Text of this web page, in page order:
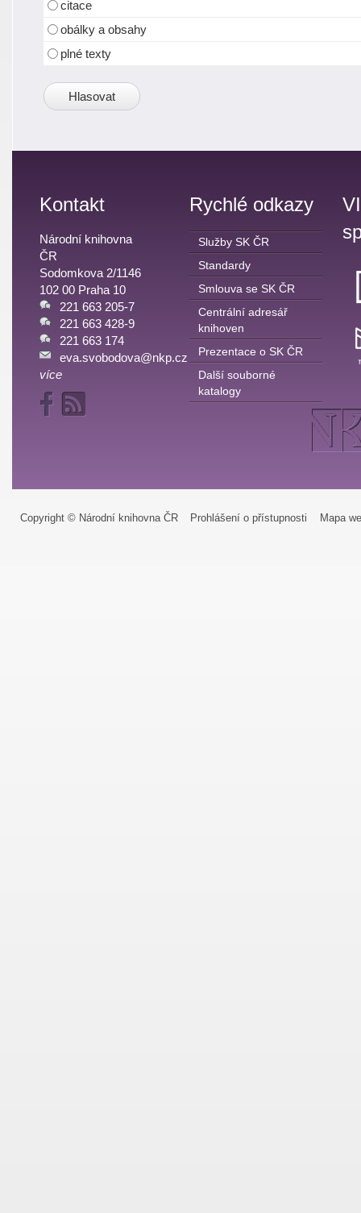
citace
obálky a obsahy
plné texty
Kontakt
Národní knihovna
ČR
Sodomkova 2/1146
102 00 Praha 10
221 663 205-7
221 663 428-9
221 663 174
eva.svobodova@nkp.cz
více
Rychlé odkazy
Služby SK ČR
Standardy
Smlouva se SK ČR
Centrální adresář
knihoven
Prezentace o SK ČR
Další souborné
katalogy
Copyright © Národní knihovna ČR Prohlášení o přístupnosti Mapa